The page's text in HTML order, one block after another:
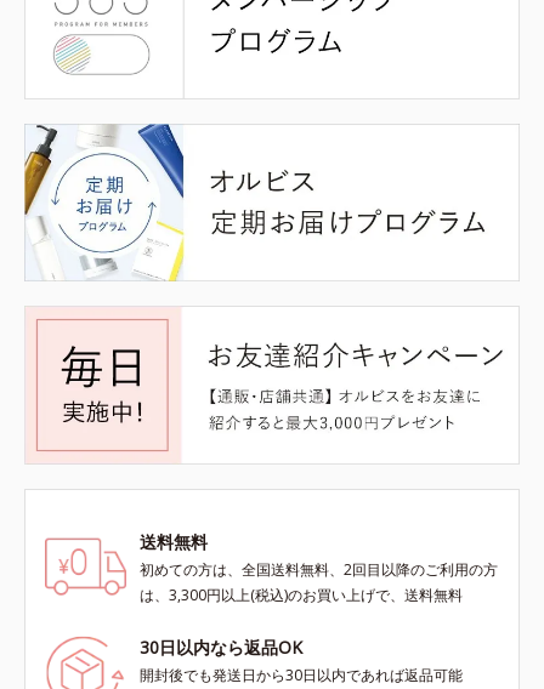
送料無料
初めての方は、全国送料無料、2回目以降のご利用の方
は、3,300円以上(税込)のお買い上げで、送料無料
30日以内なら返品OK
開封後でも発送日から30日以内であれば返品可能